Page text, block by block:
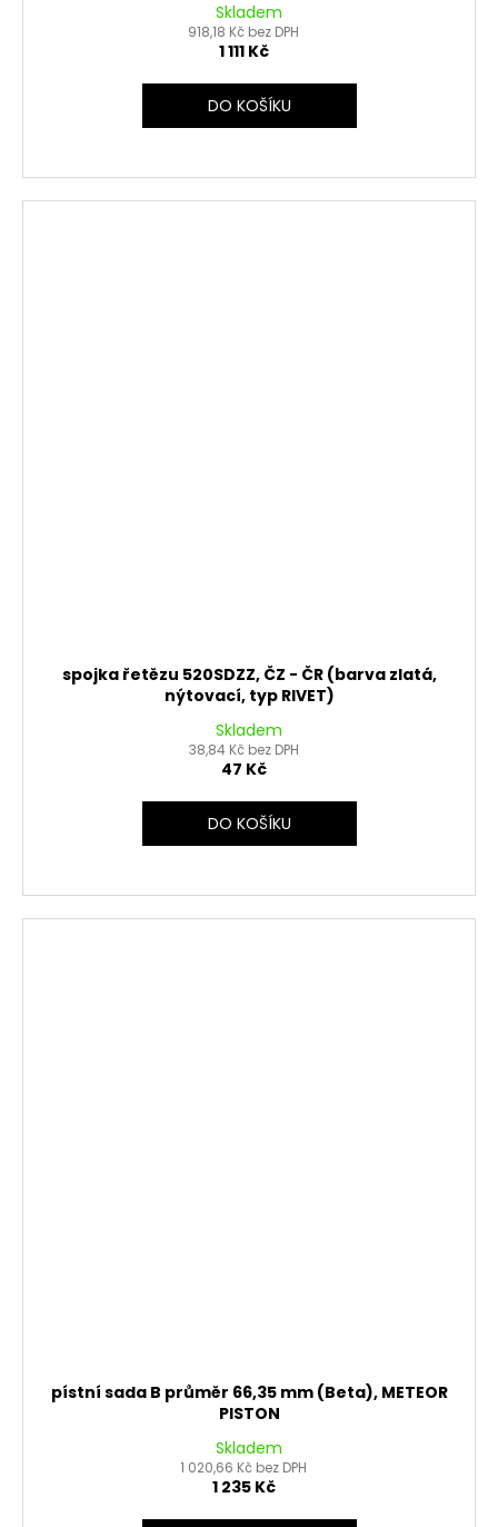
Skladem
918,18 Kč bez DPH
1 111 Kč
DO KOŠÍKU
spojka řetězu 520SDZZ, ČZ - ČR (barva zlatá,
nýtovací, typ RIVET)
Skladem
38,84 Kč bez DPH
47 Kč
DO KOŠÍKU
pístní sada B průměr 66,35 mm (Beta), METEOR
PISTON
Skladem
1 020,66 Kč bez DPH
1 235 Kč